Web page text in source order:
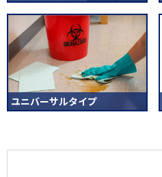
ユニバーサルタイプ